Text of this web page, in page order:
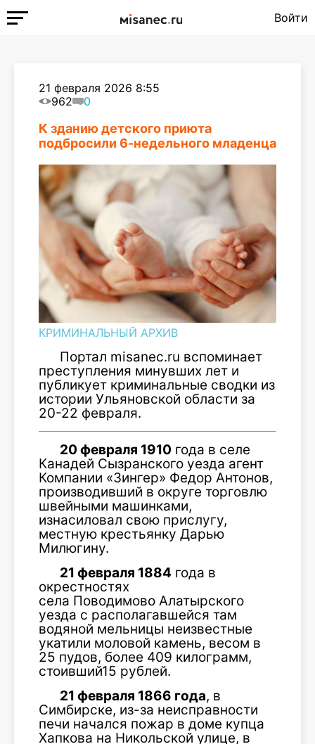
Войти
21 февраля 2026 8:55
962
0
К зданию детского приюта
подбросили 6-недельного младенца
КРИМИНАЛЬНЫЙ АРХИВ
Портал misanec.ru вспоминает
преступления минувших лет и
публикует криминальные сводки из
истории Ульяновской области за
20-22 февраля.
20 февраля 1910 года в селе
Канадей Сызранского уезда агент
Компании «Зингер» Федор Антонов,
производивший в округе торговлю
швейными машинками,
изнасиловал свою прислугу,
местную крестьянку Дарью
Милюгину.
21 февраля 1884 года в
окрестностях
села Поводимово Алатырского
уезда с располагавшейся там
водяной мельницы неизвестные
укатили моловой камень, весом в
25 пудов, более 409 килограмм,
стоивший15 рублей.
21 февраля 1866 года, в
Симбирске, из-за неисправности
печи начался пожар в доме купца
Хапкова на Никольской улице, в